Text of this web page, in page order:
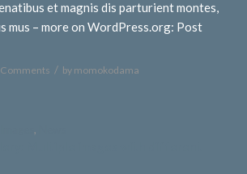
et magnis dis parturient montes,
mus – more on WordPress.org: Post
/ by momokodama
,